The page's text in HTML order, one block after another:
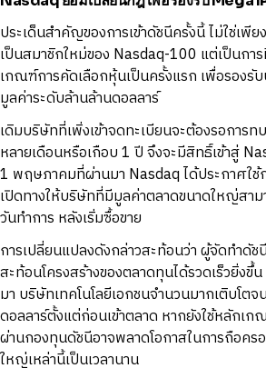
ประเด็นสำคัญของการเข้าดัชนีครั้งนี้ ไม่ใช่เพี
เป็นสมาชิกใหม่ของ Nasdaq-100 แต่เป็นกา
เกณฑ์การคัดเลือกหุ้นเป็นครั้งแรก เพื่อรองรั
มูลค่าระดับล้านล้านดอลลาร์
เดิมบริษัทที่เพิ่งเข้าจดทะเบียนจะต้องรอการท
หลายเดือนหรือเกือบ 1 ปี จึงจะมีสิทธิ์เข้าสู่
1 พฤษภาคมที่ผ่านมา Nasdaq ได้ประกาศใ
เปิดทางให้บริษัทที่มีมูลค่าตลาดขนาดใหญ่สาม
วันทำการ หลังเริ่มซื้อขาย
การเปลี่ยนแปลงดังกล่าวสะท้อนว่า ผู้จัดทำดั
สะท้อนโครงสร้างของตลาดทุนได้รวดเร็วยิ่งขึ้
มา บริษัทเทคโนโลยีเอกชนจำนวนมากเติบโต
ดอลลาร์ตั้งแต่ก่อนเข้าตลาด หากยังใช้หลักเ
ผ่านกองทุนดัชนีอาจพลาดโอกาสในการถือค
ใหญ่เหล่านี้เป็นเวลานาน